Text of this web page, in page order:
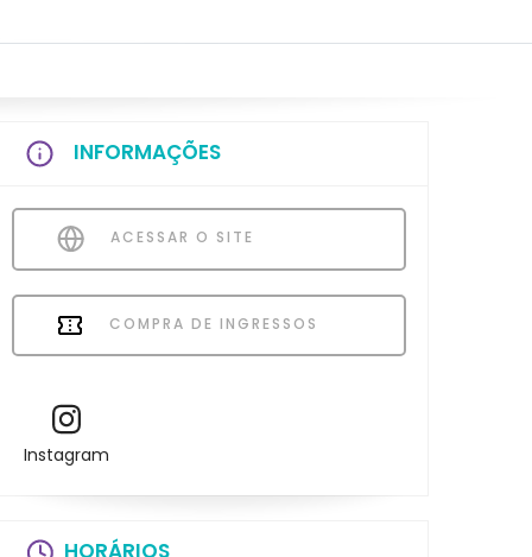
INFORMAÇÕES
ACESSAR O SITE
COMPRA DE INGRESSOS
Instagram
HORÁRIOS